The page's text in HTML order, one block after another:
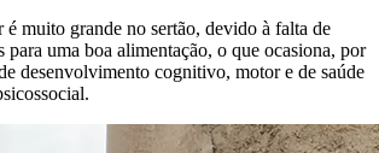
é muito grande no sertão, devido à falta de
para uma boa alimentação, o que ocasiona, por
desenvolvimento cognitivo, motor e de saúde